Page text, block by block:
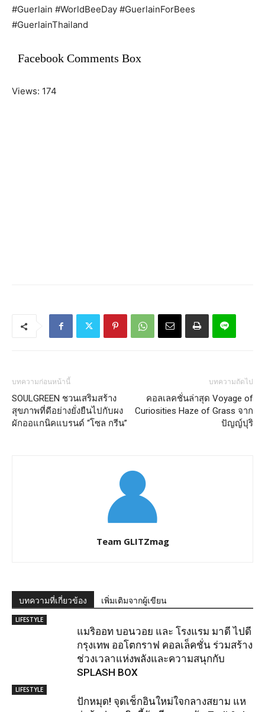
#Guerlain #WorldBeeDay #GuerlainForBees
#GuerlainThailand
Facebook Comments Box
Views: 174
บทความก่อนหน้านี้
SOULGREEN ชวนเสริมสร้าง
สุขภาพที่ดีอย่างยั่งยืนไปกับผง
ผักออแกนิคแบรนด์ “โซล กรีน”
บทความถัดไป
คอลเลคชั่นล่าสุด Voyage of
Curiosities Haze of Grass จาก
ปัญญ์ปุริ
Team GLITZmag
บทความที่เกี่ยวข้อง เพิ่มเติมจากผู้เขียน
LIFESTYLE
แมริออท บอนวอย และ โรงแรม มาดี ไปดี
กรุงเทพ ออโตกราฟ คอลเล็คชั่น ร่วมสร้าง
ช่วงเวลาแห่งพลังและความสนุกกับ
SPLASH BOX
LIFESTYLE
ปักหมุด! จุดเช็กอินใหม่ใจกลางสยาม แห